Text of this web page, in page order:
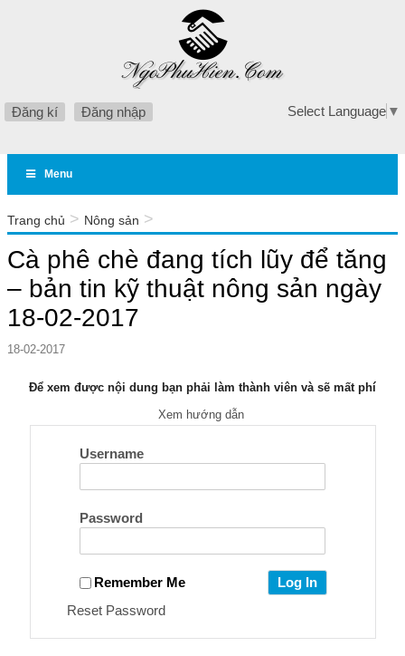
Đăng kí Đăng nhập Select Language ▼
Menu
Trang chủ > Nông sản >
ngày 18-02-2017
Cà phê chè đang tích lũy để tăng
– bản tin kỹ thuật nông sản ngày
18-02-2017
18-02-2017
Để xem được nội dung bạn phải làm thành viên và sẽ mất phí
Xem hướng dẫn
Username
Password
Remember Me
Reset Password